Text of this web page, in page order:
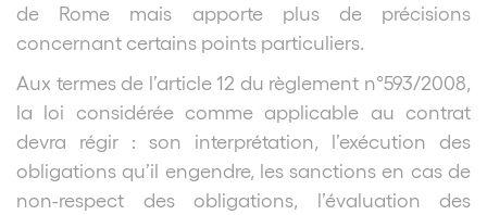
de Rome mais apporte plus de précisions
concernant certains points particuliers.
Aux termes de l’article 12 du règlement n°593/2008,
la loi considérée comme applicable au contrat
devra régir : son interprétation, l’exécution des
obligations qu’il engendre, les sanctions en cas de
non-respect des obligations, l’évaluation des